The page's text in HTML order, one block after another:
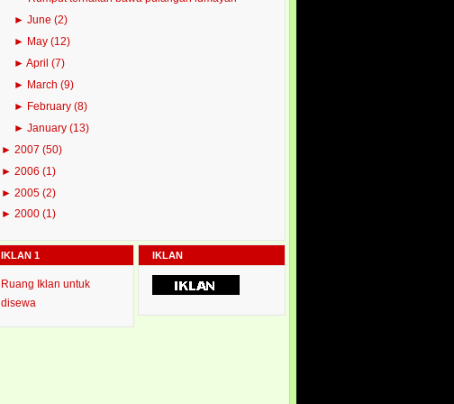
►June(2)
► May(12)
►April(7)
► March(9)
► February(8)
►January(13)
► 2007 (50)
► 2006 (1)
► 2005 (2)
► 2000 (1)
IKLAN 1
Ruang Iklan untuk
disewa
IKLAN